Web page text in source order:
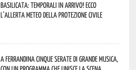
Basilicata: temporali in arrivo! Ecco
l’allerta meteo della Protezione civile
A Ferrandina cinque serate di grande musica,